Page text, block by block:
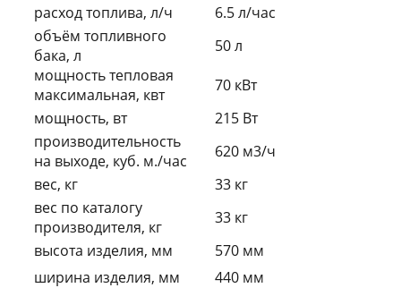
расход топлива, л/ч
6.5 л/час
объём топливного
бака, л
50 л
мощность тепловая
максимальная, квт
70 кВт
мощность, вт
215 Вт
производительность
на выходе, куб. м./час
620 м3/ч
вес, кг
33 кг
вес по каталогу
производителя, кг
33 кг
высота изделия, мм
570 мм
ширина изделия, мм
440 мм